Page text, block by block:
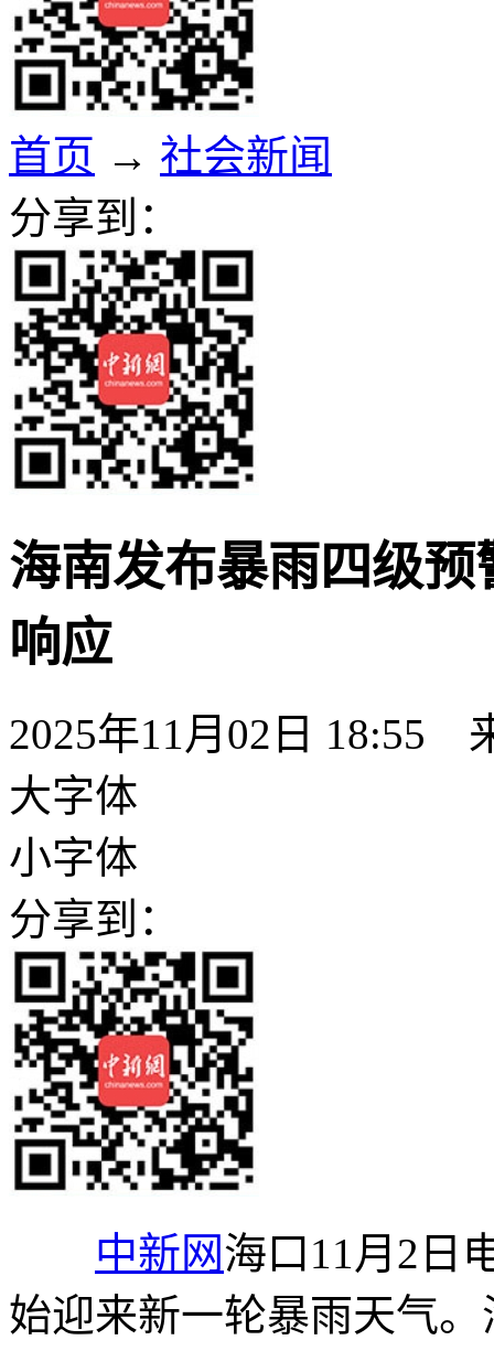
首页 → 社会新闻
分享到：
海南发布暴雨四级
响应
2025年11月02日 18:55
大字体
小字体
分享到：
中新网海口11月2日
始迎来新一轮暴雨天气